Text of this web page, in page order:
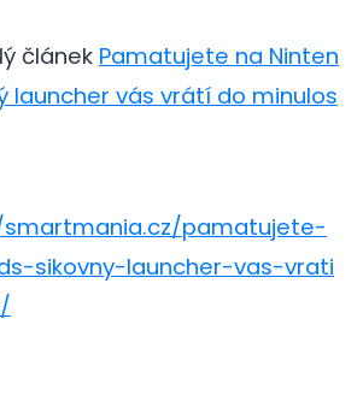
článek Pamatujete na Ninten
launcher vás vrátí do minulos
pamatujete-
sikovny-launcher-vas-vrati